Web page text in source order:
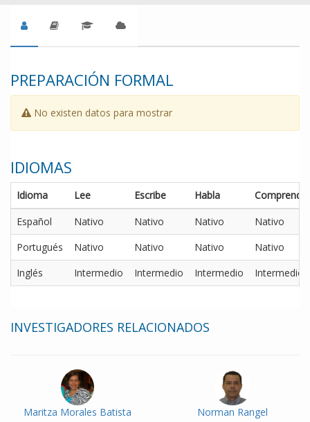
PREPARACIÓN FORMAL
No existen datos para mostrar
IDIOMAS
Idioma Lee Escribe Habla
Comprende
Español
Nativo Nativo Nativo
Nativo
Portugués
Nativo Nativo Nativo
Nativo
Inglés
Intermedio Intermedio Intermedio Intermedio
INVESTIGADORES RELACIONADOS
Maritza Morales Batista Norman Rangel